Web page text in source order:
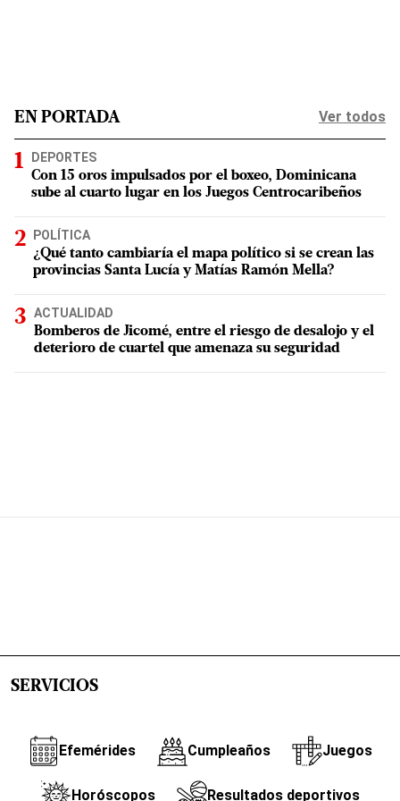
EN PORTADA Ver todos
DEPORTES
Con 15 oros impulsados por el boxeo, Dominicana
sube al cuarto lugar en los Juegos Centrocaribeños
POLÍTICA
¿Qué tanto cambiaría el mapa político si se crean las
provincias Santa Lucía y Matías Ramón Mella?
ACTUALIDAD
Bomberos de Jicomé, entre el riesgo de desalojo y el
deterioro de cuartel que amenaza su seguridad
SERVICIOS
Efemérides Cumpleaños Juegos
Horóscopos Resultados deportivos